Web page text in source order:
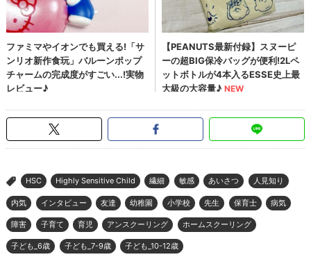
> HSC Highly Sensitive Child 繊細 敏感 あいさつ 人見知り
内気 インタビュー 友達 幼稚園 小学校 先生 保育士 病気
障害 子育て 育児 アンスクーリング ホームスクーリング
子ども_6歳 子ども_7-9歳 子ども_10-12歳